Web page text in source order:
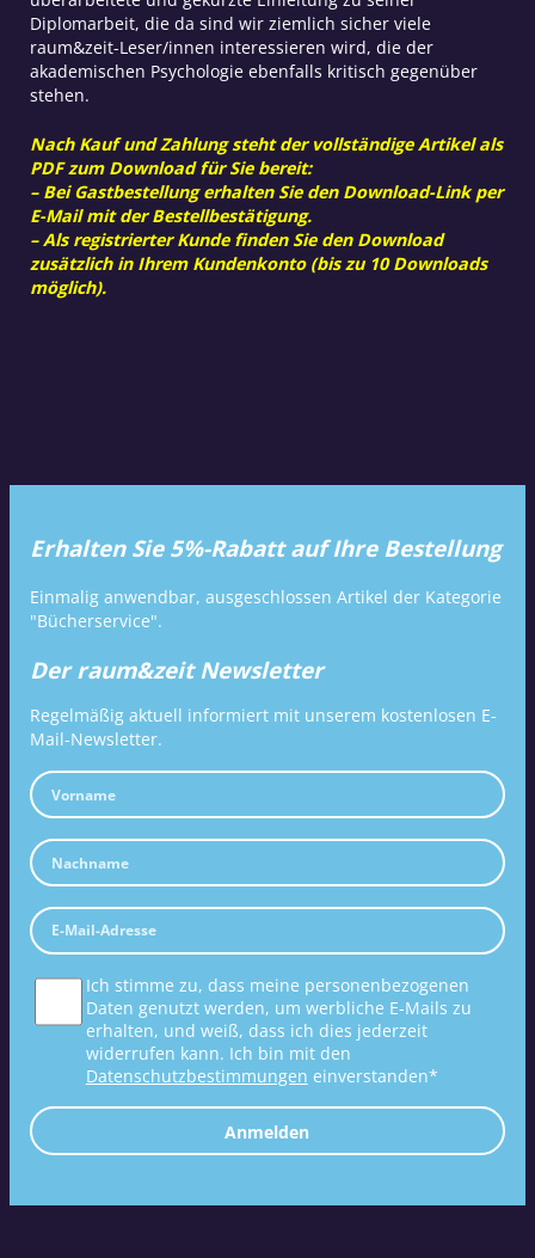
Diplomarbeit, die da sind wir ziemlich sicher viele
raum&zeit-Leser/innen interessieren wird, die der
akademischen Psychologie ebenfalls kritisch gegenüber
stehen.
Nach Kauf und Zahlung steht der vollständige Artikel als
PDF zum Download für Sie bereit:
– Bei Gastbestellung erhalten Sie den Download-Link per
E-Mail mit der Bestellbestätigung.
– Als registrierter Kunde finden Sie den Download
zusätzlich in Ihrem Kundenkonto (bis zu 10 Downloads
möglich).
Erhalten Sie 5%-Rabatt auf Ihre Bestellung
Einmalig anwendbar, ausgeschlossen Artikel der Kategorie
"Bücherservice".
Der raum&zeit Newsletter
Regelmäßig aktuell informiert mit unserem kostenlosen E-
Mail-Newsletter.
Ich stimme zu, dass meine personenbezogenen
Daten genutzt werden, um werbliche E-Mails zu
erhalten, und weiß, dass ich dies jederzeit
widerrufen kann. Ich bin mit den
Datenschutzbestimmungen einverstanden*
Anmelden